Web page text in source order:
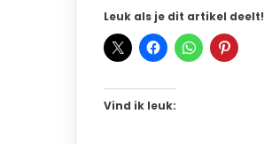
Leuk als je dit artikel deelt!
Vind ik leuk: